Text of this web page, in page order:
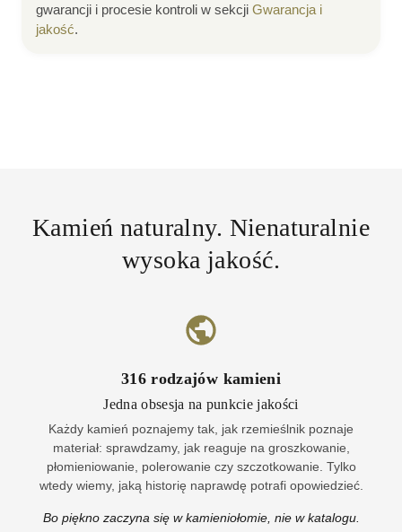
gwarancji i procesie kontroli w sekcji Gwarancja i
jakość.
Kamień naturalny. Nienaturalnie
wysoka jakość.
316 rodzajów kamieni
Jedna obsesja na punkcie jakości
Każdy kamień poznajemy tak, jak rzemieślnik poznaje
materiał: sprawdzamy, jak reaguje na groszkowanie,
płomieniowanie, polerowanie czy szczotkowanie. Tylko
wtedy wiemy, jaką historię naprawdę potrafi opowiedzieć.
Bo piękno zaczyna się w kamieniołomie, nie w katalogu.